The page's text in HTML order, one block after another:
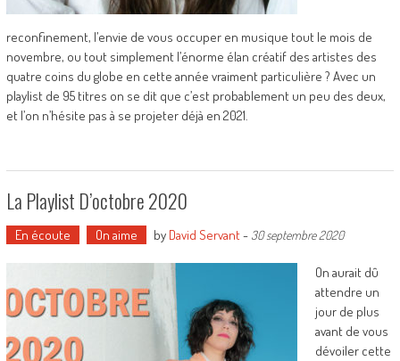
reconfinement, l’envie de vous occuper en musique tout le mois de
novembre, ou tout simplement l’énorme élan créatif des artistes des
quatre coins du globe en cette année vraiment particulière ? Avec un
playlist de 95 titres on se dit que c’est probablement un peu des deux,
et l’on n’hésite pas à se projeter déjà en 2021.
La Playlist D’octobre 2020
En écoute On aime by David Servant- 30 septembre 2020
On aurait dû
attendre un
jour de plus
avant de vous
dévoiler cette